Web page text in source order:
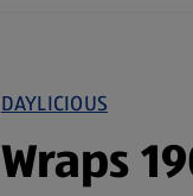
DAYLICIOUS
Wraps